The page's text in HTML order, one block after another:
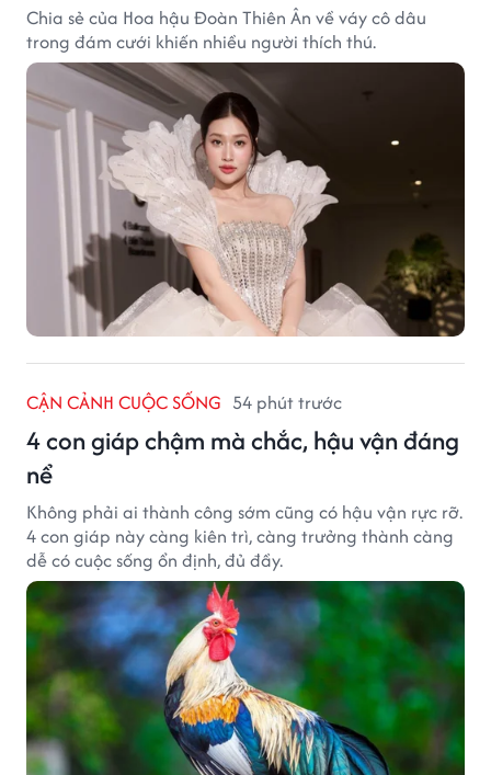
Chia sẻ của Hoa hậu Đoàn Thiên Ân về váy cô dâu
trong đám cưới khiến nhiều người thích thú.
CẬN CẢNH CUỘC SỐNG 54 phút trước
4 con giáp chậm mà chắc, hậu vận đáng
nể
Không phải ai thành công sớm cũng có hậu vận rực rỡ.
4 con giáp này càng kiên trì, càng trưởng thành càng
dễ có cuộc sống ổn định, đủ đầy.